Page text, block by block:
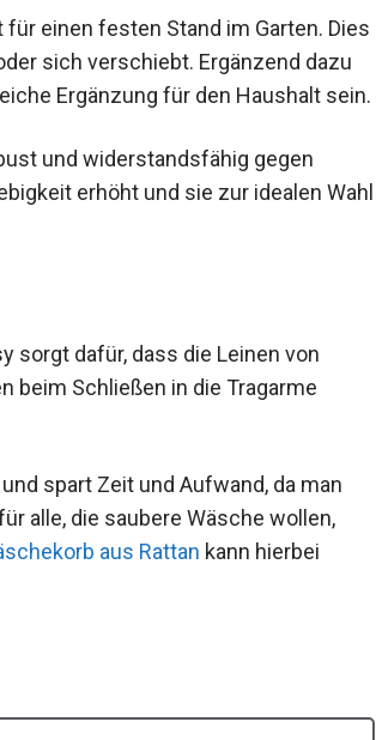
einen festen Stand im Garten. Dies
sich verschiebt. Ergänzend dazu
Ergänzung für den Haushalt sein.
und widerstandsfähig gegen
erhöht und sie zur idealen Wahl
sorgt dafür, dass die Leinen von
beim Schließen in die Tragarme
spart Zeit und Aufwand, da man
alle, die saubere Wäsche wollen,
aus Rattan kann hierbei